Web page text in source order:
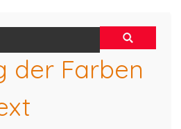
der Farben